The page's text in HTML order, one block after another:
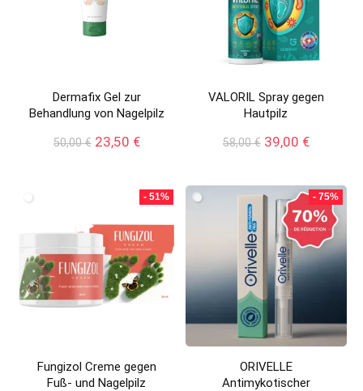
Dermafix Gel zur
Behandlung von Nagelpilz
50,00€ Ursprünglicher
23,50 €Aktueller
23,50 €.
VALORIL Spray gegen
Hautpilz
58,00€ Ursprünglicher
58,00 €
39,00 €Aktueller
39,00 €.
- 51%
Fungizol Creme gegen
Fuß- und Nagelpilz
- 75%
ORIVELLE
Antimykotischer